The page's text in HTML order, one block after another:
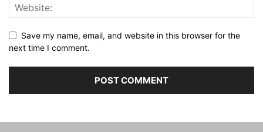
Save my name, email, and website in this browser for the
next time I comment.